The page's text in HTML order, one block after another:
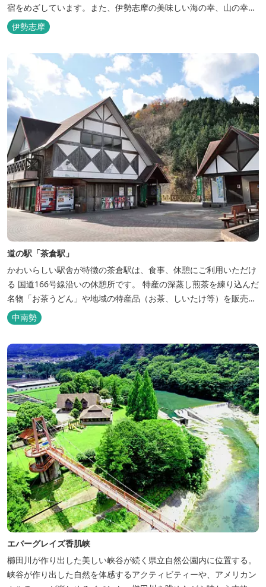
宿をめざしています。また、伊勢志摩の美味しい海の幸、山の幸を
低価格でお楽しみください。
伊勢志摩
道の駅「茶倉駅」
かわいらしい駅舎が特徴の茶倉駅は、食事、休憩にご利用いただけ
る 国道166号線沿いの休憩所です。 特産の深蒸し煎茶を練り込んだ
名物「お茶うどん」や地域の特産品（お茶、しいたけ等）を販売。
吊り橋をわたれば宿泊施設のエバーグレイズ香肌峡まですぐ。 【イ
チオシ名物】 ・味噌カツ丼…地元産の甘味噌を使ったボリュームた
中南勢
エバーグレイズ香肌峡
櫛田川が作り出した美しい峡谷が続く県立自然公園内に位置する。
峡谷が作り出した自然を体感するアクティビティーや、アメリカン